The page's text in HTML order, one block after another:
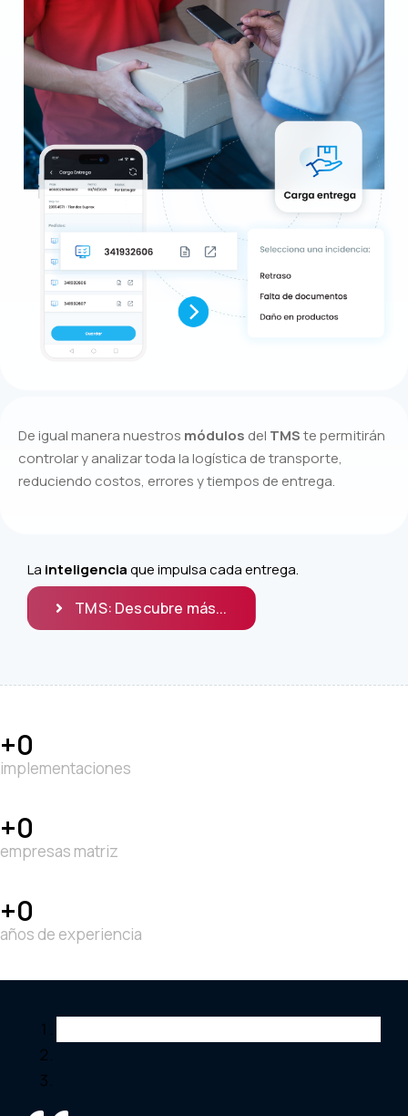
De igual manera nuestros módulos del TMSte permitirán
controlar y analizar toda la logística de transporte,
reduciendo costos, errores y tiempos de entrega.
La inteligenciaque impulsa cada entrega.
TMS: Descubre más...
0
implementaciones
0
empresas matriz
0
años de experiencia